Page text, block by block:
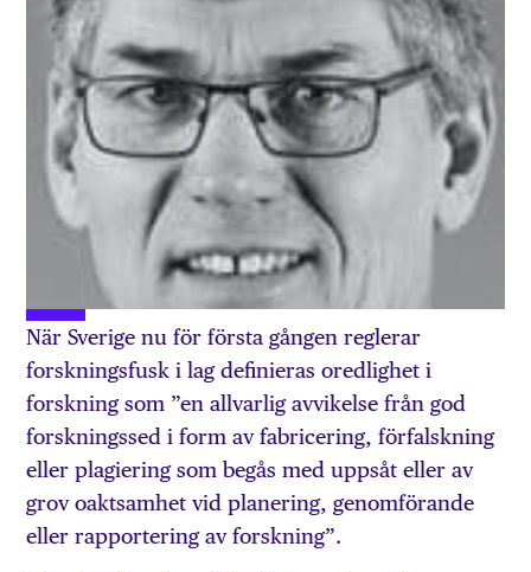
När Sverige nu för första gången reglerar
forskningsfusk i lag definieras oredlighet i
forskning som ”en allvarlig avvikelse från god
forskningssed i form av fabricering, förfalskning
eller plagiering som begås med uppsåt eller av
grov oaktsamhet vid planering, genomförande
eller rapportering av forskning”.